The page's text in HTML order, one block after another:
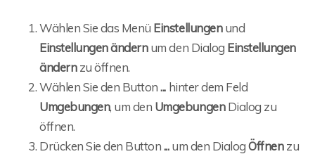
Wählen Sie das Menü Einstellungenund
Einstellungen ändernum den Dialog Einstellungen
ändernzu öffnen.
Wählen Sie den Button... hinter dem Feld
Umgebungen, um den UmgebungenDialog zu
öffnen.
Drücken Sie den Button...um den DialogÖffnenzu